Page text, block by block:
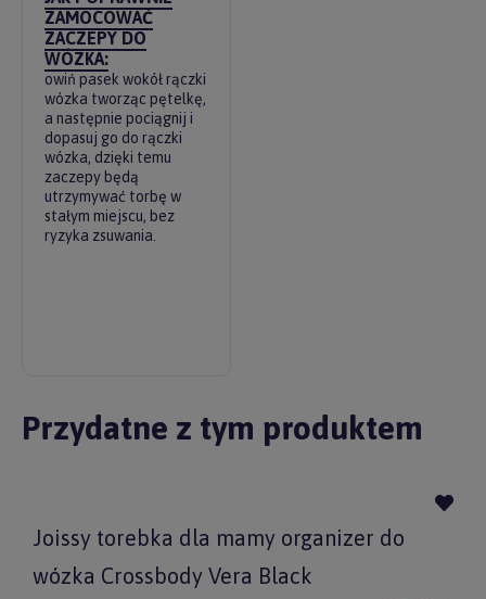
ZAMOCOWAĆ
ZACZEPY DO
WÓZKA:
owiń pasek wokół rączki
wózka tworząc pętelkę,
a następnie pociągnij i
dopasuj go do rączki
wózka, dzięki temu
zaczepy będą
utrzymywać torbę w
stałym miejscu, bez
ryzyka zsuwania.
Przydatne z tym produktem
Joissy torebka dla mamy organizer do
wózka Crossbody Vera Black